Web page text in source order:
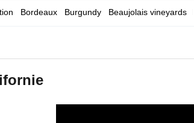
Bordeaux Burgundy Beaujolais vineyards